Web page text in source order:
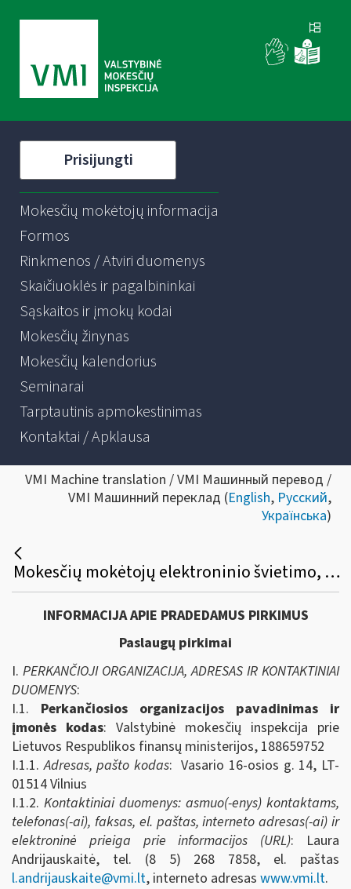
Prisijungti
Mokesčių mokėtojų informacija
Formos
Rinkmenos / Atviri duomenys
Skaičiuoklės ir pagalbininkai
Sąskaitos ir įmokų kodai
Mokesčių žinynas
Mokesčių kalendorius
Seminarai
Tarptautinis apmokestinimas
Kontaktai / Apklausa
VMI Machine translation / VMI Машинный перевод /
VMI Машинний переклад (English, Русский,
Українська)
Mokesčių mokėtojų elektroninio švietimo, konsultavimo ir informavimo paslaugų sistemos (ESKIS) priežiūros paslaugų viešasis pirkimas
INFORMACIJA APIE PRADEDAMUS PIRKIMUS
Paslaugų pirkimai
I. PERKANČIOJI ORGANIZACIJA, ADRESAS IR KONTAKTINIAI
DUOMENYS:
I.1. Perkančiosios organizacijos pavadinimas ir
įmonės kodas: Valstybinė mokesčių inspekcija prie
Lietuvos Respublikos finansų ministerijos, 188659752
I.1.1.Adresas, pašto kodas: Vasario 16-osios g. 14, LT-
01514 Vilnius
I.1.2. Kontaktiniai duomenys: asmuo(-enys) kontaktams,
telefonas(-ai), faksas, el. paštas, interneto adresas(-ai) ir
elektroninė prieiga prie informacijos (URL): Laura
Andrijauskaitė, tel. (8 5) 268 7858, el. paštas
l.andrijauskaite@vmi.lt, interneto adresas www.vmi.lt.